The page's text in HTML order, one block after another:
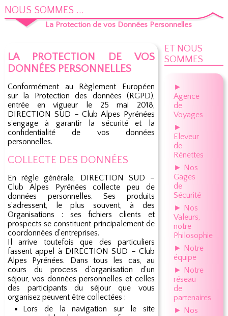
NOUS SOMMES ...
La Protection de vos Données Personnelles
LA PROTECTION DE VOS
DONNÉES PERSONNELLES
Conformément au Règlement Européen
sur la Protection des données (RGPD),
entrée en vigueur le 25 mai 2018,
DIRECTION SUD – Club Alpes Pyrénées
s'engage à garantir la sécurité et la
confidentialité de vos données
personnelles.
COLLECTE DES DONNÉES
En règle générale, DIRECTION SUD –
Club Alpes Pyrénées collecte peu de
données personnelles. Ses produits
s’adressent, le plus souvent, à des
Organisations : ses fichiers clients et
prospects se constituent principalement de
coordonnées d’entreprises.
Il arrive toutefois que des particuliers
fassent appel à DIRECTION SUD – Club
Alpes Pyrénées. Dans tous les cas, au
cours du process d’organisation d’un
séjour, vos données personnelles et celles
des participants du séjour que vous
organisez peuvent être collectées :
Lors de la navigation sur le site
ET NOUS
SOMMES
►
Agence
de
Voyages
►
Eleveur
de
Rénettes
► Nos
Gages
de
Sécurité
► Nos
Valeurs,
notre
Philosophie
► Notre
équipe
► Notre
réseau
de
partenaires
► Nos